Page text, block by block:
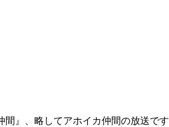
間』、略してアホイカ仲間の放送です